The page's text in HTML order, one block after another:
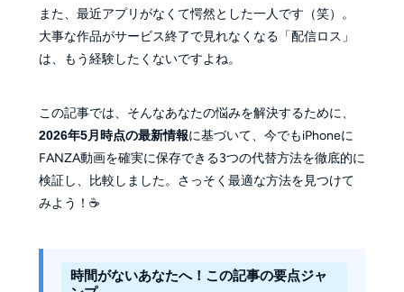
また、最近アプリがなくて愕然とした一人です（笑）。
大事な作品がサービス終了で見れなくなる「配信ロス」
は、もう経験したくないですよね。
この記事では、そんなあなたの悩みを解決するために、
2026年5月時点の最新情報に基づいて、今でもiPhoneに
FANZA動画を確実に保存できる3つの代替方法を徹底的に
検証し、比較しました。さっそく最適な方法を見つけて
みよう！☕️
時間がないあなたへ！この記事の要点ジャ